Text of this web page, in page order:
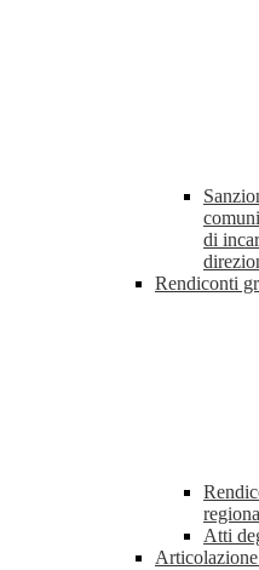
di
Rendiconti
Atti